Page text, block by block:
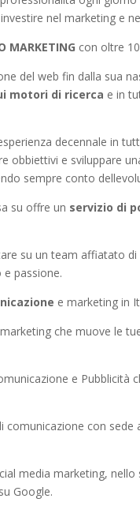
nel marketing e
MARKETING con oltre
del web fin dalla sua
motori di ricerca e in
decennale in
obbiettivi e sviluppare
sempre conto
su offre un servizio di
su un team affiatato
passione.
e marketing in
che muove le
e Pubblicità
comunicazione con
media marketing,
Google.